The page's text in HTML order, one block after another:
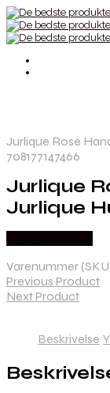
Jurlique Rose
708177147466
Jurlique
Jurlique
Varenummer
Previous Product
Next Product
Beskrivelse